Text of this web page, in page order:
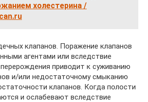
холестерина /
клапанов. Поражение клапанов
агентами или вследствие
приводит к суживанию
и/или недостаточному смыканию
клапанов. Когда полости
и ослабевают вследствие